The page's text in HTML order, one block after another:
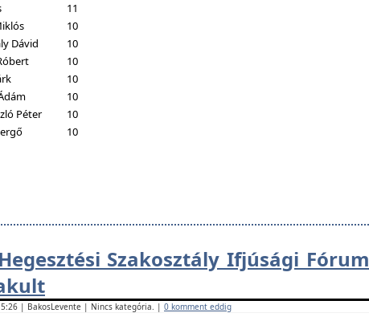
11
10
Dávid
10
10
10
10
Péter
10
10
Szakosztály Ifjúsági Fórum
| BakosLevente | Nincs kategória. | 0 komment eddig